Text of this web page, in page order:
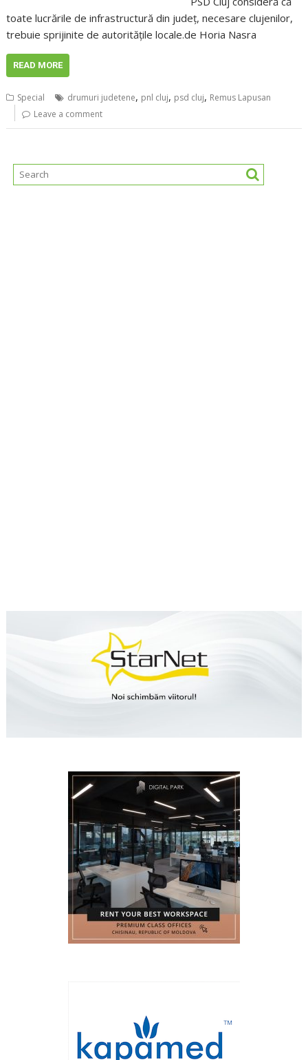
toate lucrările de infrastructură din judeţ, necesare clujenilor,
trebuie sprijinite de autorităţile locale.de Horia Nasra
READ MORE
Special drumuri judetene, pnl cluj, psd cluj, Remus Lapusan
Leave a comment